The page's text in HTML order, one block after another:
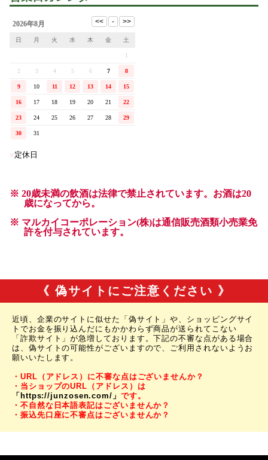
《 偽サイトにご注意ください 》
近頃、企業のサイトに似せた「偽サイト」や、ショッピングサイ
トでお金を振り込んだにもかかわらず商品が送られてこない
「詐欺サイト」が急増しております。下記の不審な点がある場合
は、偽サイトの可能性がございますので、ご利用されないようお
願いいたします。
・URL（アドレス）に不審な点はございませんか？
・当ショップのURL（アドレス）は
「https://junzosen.com/」 です。
・不自然な日本語表記はございませんか？
・振込先口座に不審点はございませんか？